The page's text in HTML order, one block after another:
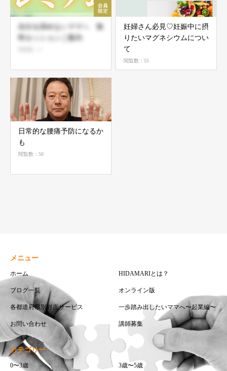
自分を諦めないママへ 無
料セッションご案内
妊婦さん必見♡妊娠中に摂
りたいマグネシウムについ
て
閲覧数：55
日常的な腰痛予防になるか
も
閲覧数：50
メニュー
ホーム HIDAMARIとは？
ブログ一覧 オンライン版
各都道府県別対面サービス 一歩踏み出したいママへ〜起業編〜
お問い合わせ 講師募集
カテゴリー
0〜3歳 3歳〜5歳